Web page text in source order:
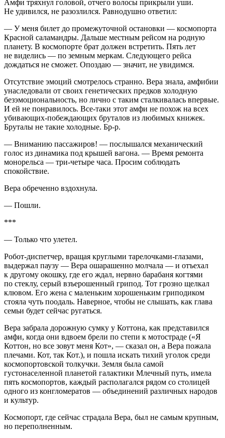
Амфи тряхнул головой, отчего волосы прикрыли уши.
Не удивился, не разозлился. Равнодушно ответил:
— У меня билет до промежуточной остановки — космопорта
Красной саламандры. Дальше местным рейсом на родную
планету. В космопорте брат должен встретить. Пять лет
не виделись — по земным меркам. Следующего рейса
дождаться не сможет. Опоздаю — значит, не увидимся.
Отсутствие эмоций смотрелось странно. Вера знала, амфибии
унаследовали от своих генетических предков холодную
безэмоциональность, но лично с таким сталкивалась впервые.
И ей не понравилось. Все-таки этот амфи не похож на всех
убивающих-побеждающих бруталов из любимых книжек.
Бруталы не такие холодные. Бр-р.
— Вниманию пассажиров! — послышался механический
голос из динамика под крышей вагона. — Время ремонта
монорельса — три-четыре часа. Просим соблюдать
спокойствие.
Вера обреченно вздохнула.
— Пошли.
***
— Только что улетел.
Робот-диспетчер, вращая круглыми тарелочками-глазами,
выдержал паузу — Вера ошарашенно молчала — и отъехал
к другому окошку, где его ждал, нервно барабаня когтями
по стеклу, серый взъерошенный грипод. Тот грозно щелкал
клювом. Его жена с маленьким хорошеньким гриподиком
стояла чуть поодаль. Наверное, чтобы не слышать, как глава
семьи будет сейчас ругаться.
Вера забрала дорожную сумку у Коттона, как представился
амфи, когда они вдвоем брели по степи к мотостраде («Я
Коттон, но все зовут меня Кот», — сказал он, а Вера пожала
плечами. Кот, так Кот.), и пошла искать тихий уголок среди
космопортовской толкучки. Земля была самой
густонаселенной планетой галактики Млечный путь, имела
пять космопортов, каждый располагался рядом со столицей
одного из конгломератов — объединений различных народов
и культур.
Космопорт, где сейчас страдала Вера, был не самым крупным,
но переполненным.